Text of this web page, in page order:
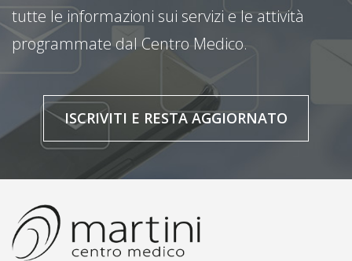
tutte le informazioni sui servizi e le attività
programmate dal Centro Medico.
ISCRIVITI E RESTA AGGIORNATO